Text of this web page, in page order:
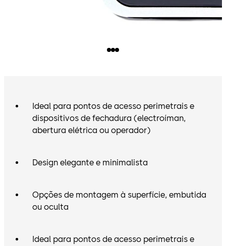
Ideal para pontos de acesso perimetrais e
dispositivos de fechadura (electroíman,
abertura elétrica ou operador)
Design elegante e minimalista
Opções de montagem à superfície, embutida
ou oculta
Ideal para pontos de acesso perimetrais e